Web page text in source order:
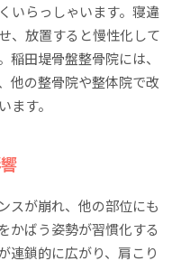
いらっしゃいます。寝違
、放置すると慢性化して
田堤骨盤整骨院には、
他の整骨院や整体院で改
ます。
スが崩れ、他の部位にも
かばう姿勢が習慣化する
連鎖的に広がり、肩こり